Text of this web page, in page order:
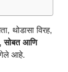
थोडासा विरह,
सोबत आणि
आहे.